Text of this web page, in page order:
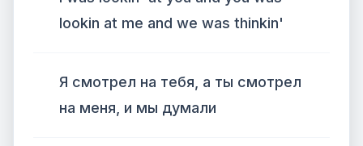
lookin at me and we was thinkin'
Я смотрел на тебя, а ты смотрел
на меня, и мы думали